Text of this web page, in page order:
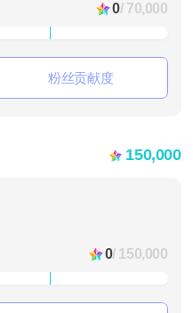
0/ 70,000
粉丝贡献度
150,000
0/ 150,000